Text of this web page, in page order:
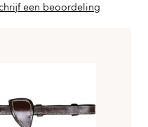
een beoordeling